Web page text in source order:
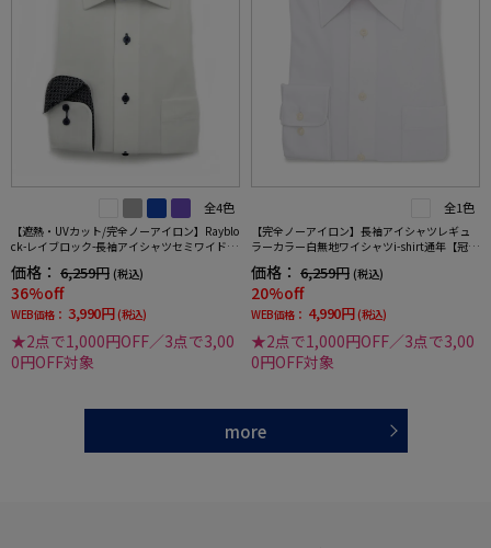
全4色
【遮熱・UVカット/完全ノーアイロン】Rayblo
ck-レイブロック-長袖アイシャツセミワイドス
価格： 6,259円 (税込)
36%off
WEB価格： 3,990円 (税込)
★2点で1,000円OFF／3点で3,00
0円OFF対象
全1色
【完全ノーアイロン】長袖アイシャツレギュ
ラーカラー白無地ワイシャツi-shirt通年【冠婚
価格： 6,259円 (税込)
20%off
WEB価格： 4,990円 (税込)
★2点で1,000円OFF／3点で3,00
0円OFF対象
more